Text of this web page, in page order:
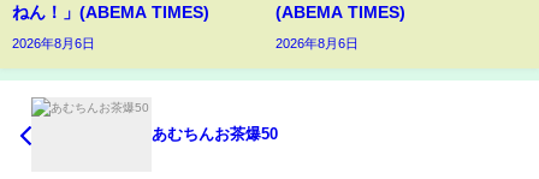
ねん！」(ABEMA TIMES)
2026年8月6日
(ABEMA TIMES)
2026年8月6日
あむちんお茶爆50